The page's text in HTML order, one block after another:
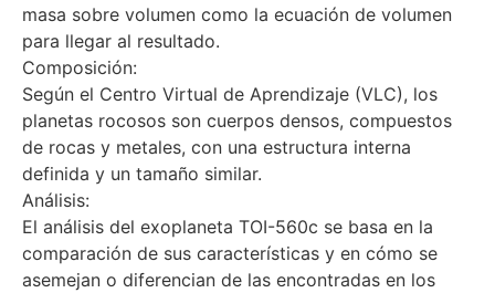
masa sobre volumen como la ecuación de volumen
para llegar al resultado.
Composición:
Según el Centro Virtual de Aprendizaje (VLC), los
planetas rocosos son cuerpos densos, compuestos
de rocas y metales, con una estructura interna
definida y un tamaño similar.
Análisis:
El análisis del exoplaneta TOI-560c se basa en la
comparación de sus características y en cómo se
asemejan o diferencian de las encontradas en los